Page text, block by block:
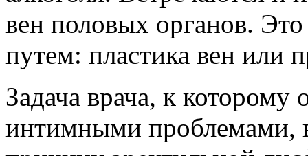
вен половых органов.
путем: пластика вен или
Задача врача, к которому
интимными проблемами,